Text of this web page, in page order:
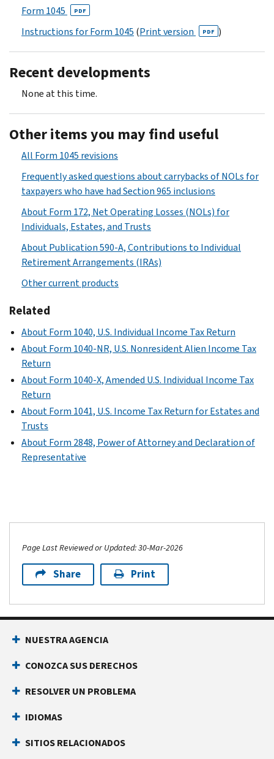
Form 1045 PDF
Instructions for Form 1045 (Print version PDF )
Recent developments
None at this time.
Other items you may find useful
All Form 1045 revisions
Frequently asked questions about carrybacks of NOLs for
taxpayers who have had Section 965 inclusions
About Form 172, Net Operating Losses (NOLs) for
Individuals, Estates, and Trusts
About Publication 590-A, Contributions to Individual
Retirement Arrangements (IRAs)
Other current products
Related
About Form 1040, U.S. Individual Income Tax Return
About Form 1040-NR, U.S. Nonresident Alien Income Tax
Return
About Form 1040-X, Amended U.S. Individual Income Tax
Return
About Form 1041, U.S. Income Tax Return for Estates and
Trusts
About Form 2848, Power of Attorney and Declaration of
Representative
Page Last Reviewed or Updated: 30-Mar-2026
Share Print
NUESTRA AGENCIA
CONOZCA SUS DERECHOS
RESOLVER UN PROBLEMA
IDIOMAS
SITIOS RELACIONADOS